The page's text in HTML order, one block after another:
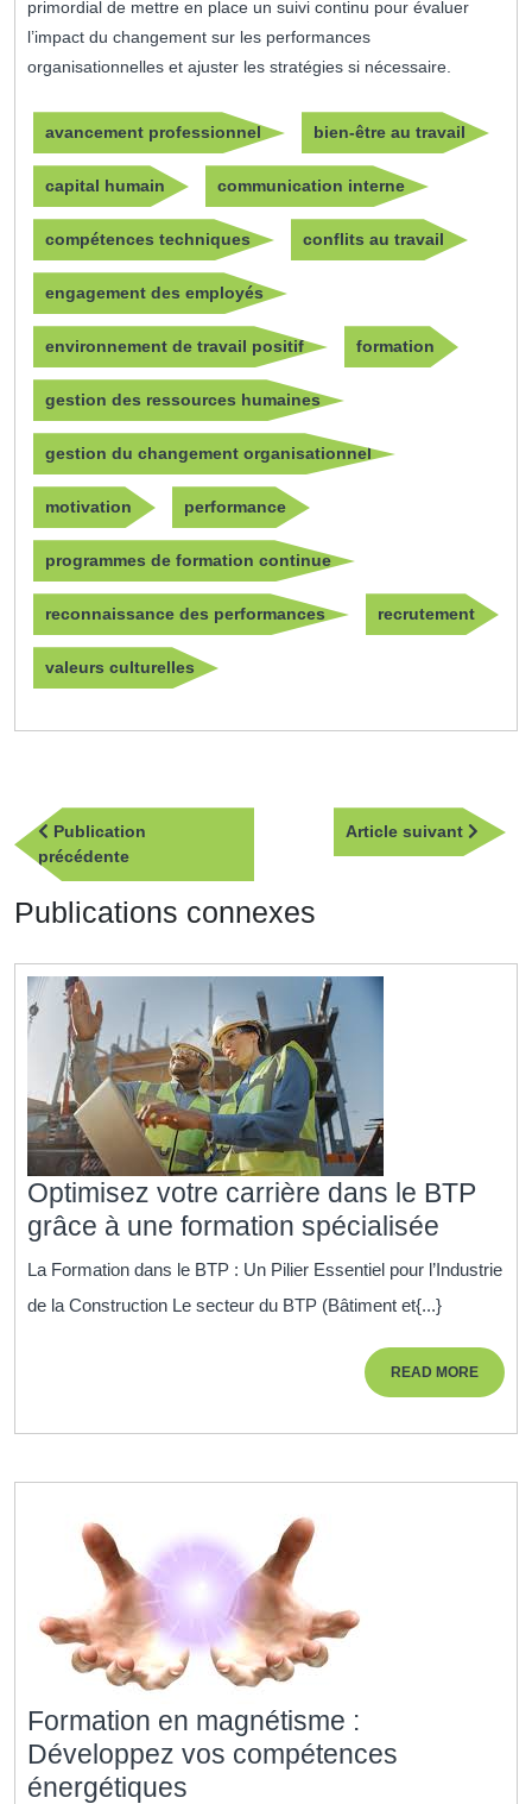
primordial de mettre en place un suivi continu pour évaluer
l’impact du changement sur les performances
organisationnelles et ajuster les stratégies si nécessaire.
avancement professionnel bien-être au travail
capital humain communication interne
compétences techniques conflits au travail
engagement des employés
environnement de travail positif formation
gestion des ressources humaines
gestion du changement organisationnel
motivation performance
programmes de formation continue
reconnaissance des performances recrutement
valeurs culturelles
Navigation
de
l’article
Publication
précédentePublication
précédente
Article suivant
Article
Publications connexes
Optimisez votre carrière dans le BTP
grâce à une formation spécialisée
votre
carrière
dans
le
BTP
une
La Formation dans le BTP : Un Pilier Essentiel pour l’Industrie
de la Construction Le secteur du BTP (Bâtiment et{...}
READ MOREREAD
MORE
Formation en magnétisme :
Développez vos compétences
énergétiques